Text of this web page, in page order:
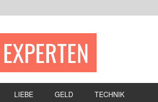
LIEBE GELD TECHNIK